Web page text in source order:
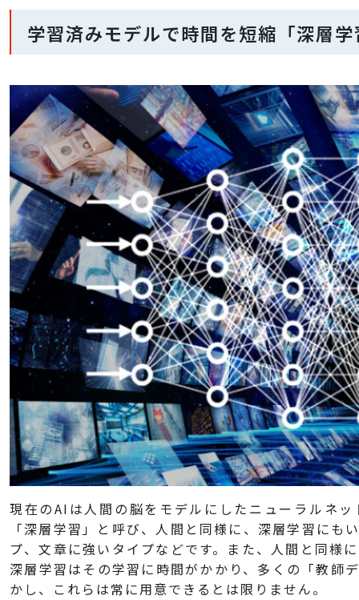
学習済みモデルで時間を短縮「深層
現在のAIは人間の脳をモデルにしたニューラルネ
「深層学習」と呼び、人間と同様に、深層学習に
プ、文章に強いタイプなどです。また、人間と同様
深層学習はその学習に時間がかかり、多くの「教師
かし、これらは常に用意できるとは限りません。